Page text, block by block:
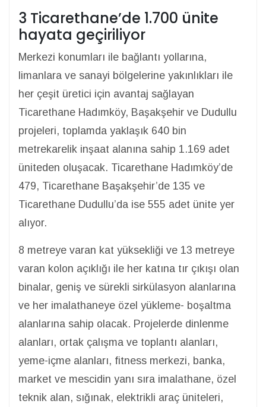
3 Ticarethane’de 1.700 ünite
hayata geçiriliyor
Merkezi konumları ile bağlantı yollarına,
limanlara ve sanayi bölgelerine yakınlıkları ile
her çeşit üretici için avantaj sağlayan
Ticarethane Hadımköy, Başakşehir ve Dudullu
projeleri, toplamda yaklaşık 640 bin
metrekarelik inşaat alanına sahip 1.169 adet
üniteden oluşacak. Ticarethane Hadımköy’de
479, Ticarethane Başakşehir’de 135 ve
Ticarethane Dudullu’da ise 555 adet ünite yer
alıyor.
8 metreye varan kat yüksekliği ve 13 metreye
varan kolon açıklığı ile her katına tır çıkışı olan
binalar, geniş ve sürekli sirkülasyon alanlarına
ve her imalathaneye özel yükleme- boşaltma
alanlarına sahip olacak. Projelerde dinlenme
alanları, ortak çalışma ve toplantı alanları,
yeme-içme alanları, fitness merkezi, banka,
market ve mescidin yanı sıra imalathane, özel
teknik alan, sığınak, elektrikli araç üniteleri,